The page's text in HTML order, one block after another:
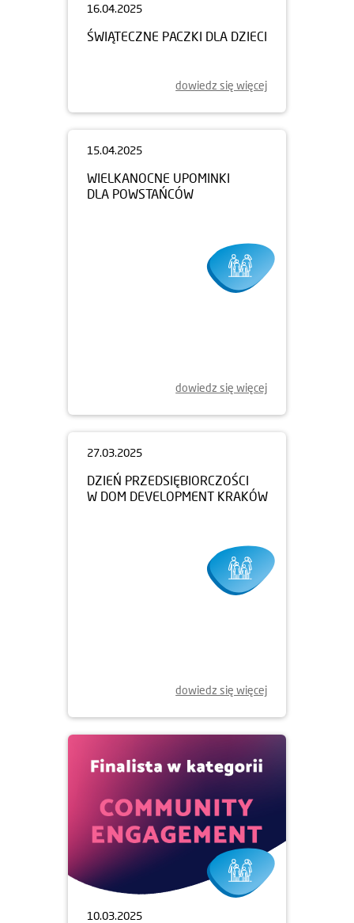
16.04.2025
ŚWIĄTECZNE PACZKI DLA DZIECI
dowiedz się więcej
15.04.2025
WIELKANOCNE UPOMINKI
DLA POWSTAŃCÓW
dowiedz się więcej
dowiedz się więcej
10.03.2025